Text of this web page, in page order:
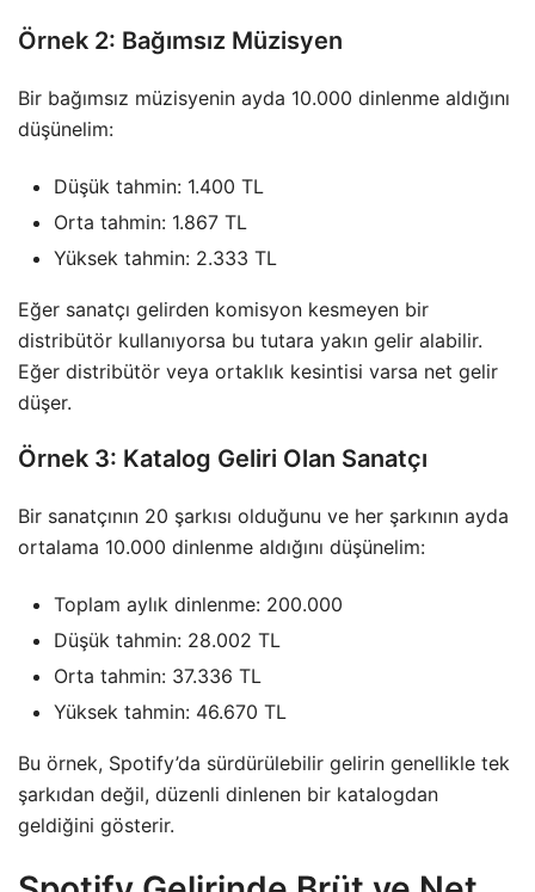
Örnek 2: Bağımsız Müzisyen
Bir bağımsız müzisyenin ayda 10.000 dinlenme aldığını
düşünelim:
Düşük tahmin: 1.400 TL
Orta tahmin: 1.867 TL
Yüksek tahmin: 2.333 TL
Eğer sanatçı gelirden komisyon kesmeyen bir
distribütör kullanıyorsa bu tutara yakın gelir alabilir.
Eğer distribütör veya ortaklık kesintisi varsa net gelir
düşer.
Örnek 3: Katalog Geliri Olan Sanatçı
Bir sanatçının 20 şarkısı olduğunu ve her şarkının ayda
ortalama 10.000 dinlenme aldığını düşünelim:
Toplam aylık dinlenme: 200.000
Düşük tahmin: 28.002 TL
Orta tahmin: 37.336 TL
Yüksek tahmin: 46.670 TL
Bu örnek, Spotify’da sürdürülebilir gelirin genellikle tek
şarkıdan değil, düzenli dinlenen bir katalogdan
geldiğini gösterir.